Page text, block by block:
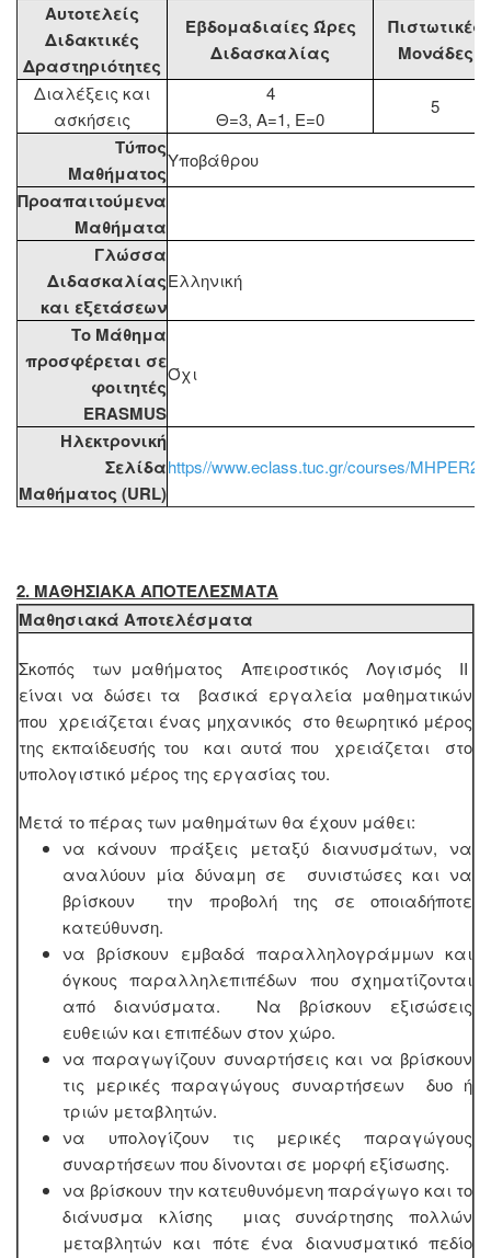
Αυτοτελείς
Διδακτικές
Δραστηριότητες
Εβδομαδιαίες Ώρες
Διδασκαλίας
Πιστωτικές
Μονάδες
Διαλέξεις και
ασκήσεις
4
Θ=3, Α=1, Ε=0
5
Τύπος
Μαθήματος
Υποβάθρου
Προαπαιτούμενα
Μαθήματα
Γλώσσα
Διδασκαλίας
και εξετάσεων
Ελληνική
Το Μάθημα
προσφέρεται σε
φοιτητές
ERASMUS
Όχι
Ηλεκτρονική
Σελίδα
Μαθήματος (URL)
https//www.eclass.tuc.gr/courses/
2. MΑΘΗΣΙΑΚΑ ΑΠΟΤΕΛΕΣΜΑΤΑ
Μαθησιακά Αποτελέσματα
Σκοπός των μαθήματος Απειροστικός Λογισμός ΙΙ
είναι να δώσει τα βασικά εργαλεία μαθηματικών
που χρειάζεται ένας μηχανικός στο θεωρητικό μέρος
της εκπαίδευσής του και αυτά που χρειάζεται στο
υπολογιστικό μέρος της εργασίας του.
Μετά το πέρας των μαθημάτων θα έχουν μάθει:
να κάνουν πράξεις μεταξύ διανυσμάτων, να
αναλύουν μία δύναμη σε συνιστώσες και να
βρίσκουν την προβολή της σε οποιαδήποτε
κατεύθυνση.
να βρίσκουν εμβαδά παραλληλογράμμων και
όγκους παραλληλεπιπέδων που σχηματίζονται
από διανύσματα. Να βρίσκουν εξισώσεις
ευθειών και επιπέδων στον χώρο.
να παραγωγίζουν συναρτήσεις και να βρίσκουν
τις μερικές παραγώγους συναρτήσεων δυο ή
τριών μεταβλητών.
να υπολογίζουν τις μερικές παραγώγους
συναρτήσεων που δίνονται σε μορφή εξίσωσης.
να βρίσκουν την κατευθυνόμενη παράγωγο και το
διάνυσμα κλίσης μιας συνάρτησης πολλών
μεταβλητών και πότε ένα διανυσματικό πεδίο